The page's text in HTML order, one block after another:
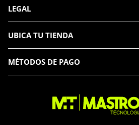
LEGAL
UBICA TU TIENDA
MÉTODOS DE PAGO